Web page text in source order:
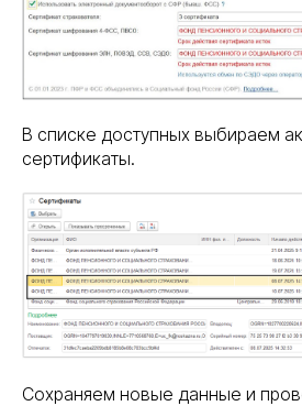
В списке доступных выбираем
сертификаты.
Сохраняем новые данные и